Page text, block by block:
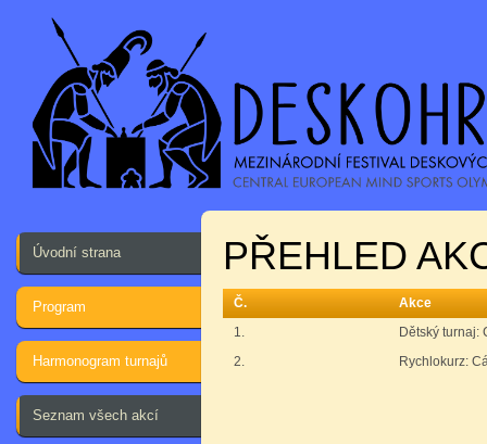
Úvodní strana
Program
Harmonogram turnajů
Seznam všech akcí
PŘEHLED
Č.
Akce
1.
Dětský turnaj:
2.
Rychlokurz: